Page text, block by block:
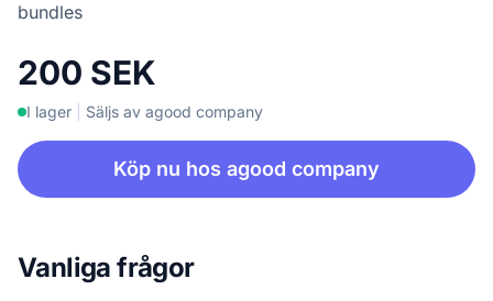
bundles
200 SEK
I lager Säljs av agood company
Köp nu hos agood company
Vanliga frågor